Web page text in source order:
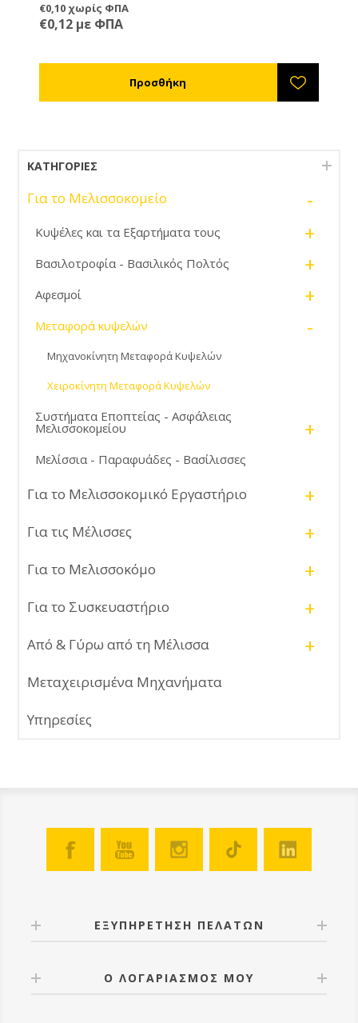
€0,10 χωρίς ΦΠΑ
€0,12 με ΦΠΑ
ΚΑΤΗΓΟΡΊΕΣ
Για το Μελισσοκομείο -
Κυψέλες και τα Εξαρτήματα τους +
Βασιλοτροφία - Βασιλικός Πολτός +
Αφεσμοί +
Μεταφορά κυψελών -
Μηχανοκίνητη Μεταφορά Κυψελών
Χειροκίνητη Μεταφορά Κυψελών
Συστήματα Εποπτείας - Ασφάλειας
Μελισσοκομείου +
Μελίσσια - Παραφυάδες - Βασίλισσες
Για το Μελισσοκομικό Εργαστήριο +
Για τις Μέλισσες +
Για το Μελισσοκόμο +
Για το Συσκευαστήριο +
Από & Γύρω από τη Μέλισσα +
Μεταχειρισμένα Μηχανήματα
Υπηρεσίες
ΕΞΥΠΗΡΕΤΗΣΗ ΠΕΛΑΤΩΝ
Ο ΛΟΓΑΡΙΑΣΜΟΣ ΜΟΥ